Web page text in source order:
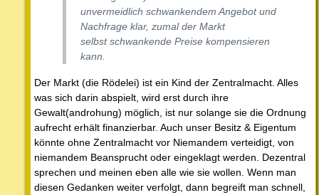
unvermeidlich schwankendem Angebot und
Nachfrage klar, zumal der Markt
selbst schwankende Preise kompensieren
kann.
Der Markt (die Rödelei) ist ein Kind der Zentralmacht. Alles
was sich darin abspielt, wird erst durch ihre
Gewalt(androhung) möglich, ist nur solange sie die Ordnung
aufrecht erhält finanzierbar. Auch unser Besitz & Eigentum
könnte ohne Zentralmacht vor Niemandem verteidigt, von
niemandem Beansprucht oder eingeklagt werden. Dezentral
sprechen und meinen eben alle wie sie wollen. Wenn man
diesen Gedanken weiter verfolgt, dann begreift man schnell,